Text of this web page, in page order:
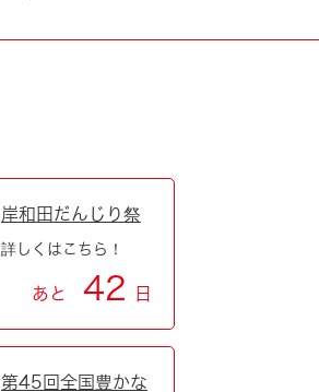
岸和田だんじり祭
詳しくはこちら！
あと 42 日
第45回全国豊かな